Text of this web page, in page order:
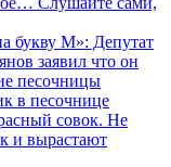
букву М»: Депутат
заявил что он
песочницы
в песочнице
совок. Не
и вырастают